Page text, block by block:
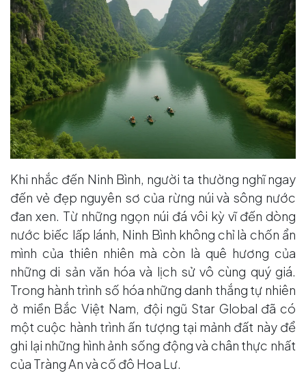
Khi nhắc đến Ninh Bình, người ta thường nghĩ ngay
đến vẻ đẹp nguyên sơ của rừng núi và sông nước
đan xen. Từ những ngọn núi đá vôi kỳ vĩ đến dòng
nước biếc lấp lánh, Ninh Bình không chỉ là chốn ẩn
mình của thiên nhiên mà còn là quê hương của
những di sản văn hóa và lịch sử vô cùng quý giá.
Trong hành trình số hóa những danh thắng tự nhiên
ở miền Bắc Việt Nam, đội ngũ Star Global đã có
một cuộc hành trình ấn tượng tại mảnh đất này để
ghi lại những hình ảnh sống động và chân thực nhất
của Tràng An và cố đô Hoa Lư.